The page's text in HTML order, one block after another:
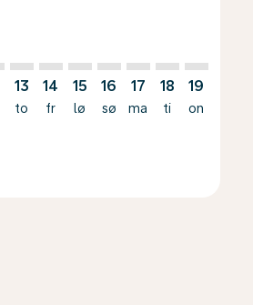
13
to
14
fr
15
lø
16
sø
17
ma
18
ti
19
on